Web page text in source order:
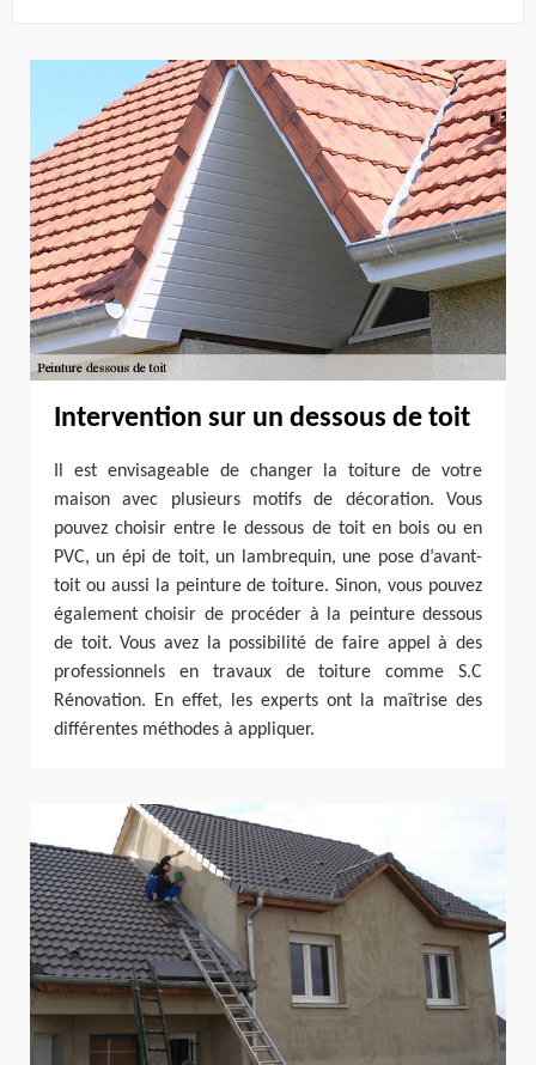
Intervention sur un dessous de toit
Il est envisageable de changer la toiture de votre
maison avec plusieurs motifs de décoration. Vous
pouvez choisir entre le dessous de toit en bois ou en
PVC, un épi de toit, un lambrequin, une pose d’avant-
toit ou aussi la peinture de toiture. Sinon, vous pouvez
également choisir de procéder à la peinture dessous
de toit. Vous avez la possibilité de faire appel à des
professionnels en travaux de toiture comme S.C
Rénovation. En effet, les experts ont la maîtrise des
différentes méthodes à appliquer.